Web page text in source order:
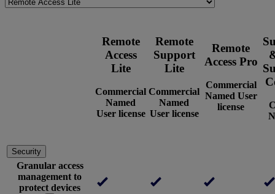
Remote
Access
Lite
Commercial
Named
User license
Remote
Support
Lite
Commercial
Named
User license
Remote
Access Pro
Commercial
Named User
license
Security
Granular access
management to
protect devices